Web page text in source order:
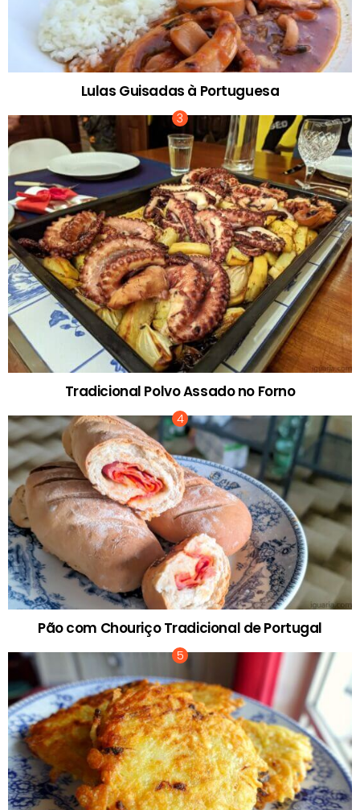
Lulas Guisadas à Portuguesa
Tradicional Polvo Assado no Forno
Pão com Chouriço Tradicional de Portugal